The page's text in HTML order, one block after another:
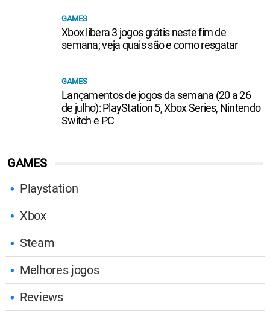
GAMES
Playstation
Xbox
Steam
Melhores jogos
Reviews
GAMES
Xbox libera 3 jogos grátis neste fim de
semana; veja quais são e como resgatar
GAMES
Lançamentos de jogos da semana (20 a 26
de julho): PlayStation 5, Xbox Series, Nintendo
Switch e PC